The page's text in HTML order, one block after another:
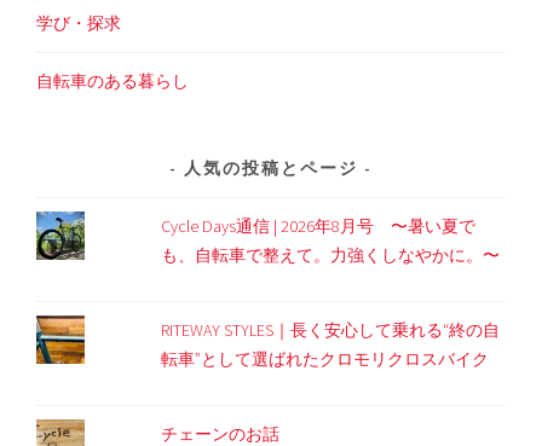
学び・探求
自転車のある暮らし
人気の投稿とページ
Cycle Days通信 | 2026年8月号 〜暑い夏で
も、自転車で整えて。力強くしなやかに。〜
RITEWAY STYLES｜長く安心して乗れる“終の自
転車”として選ばれたクロモリクロスバイク
チェーンのお話